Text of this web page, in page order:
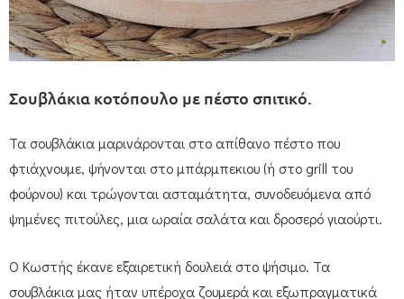
Σουβλάκια κοτόπουλο με πέστο σπιτικό.
Τα σουβλάκια μαρινάρονται στο απίθανο πέστο που
φτιάχνουμε, ψήνονται στο μπάρμπεκιου (ή στο grill του
φούρνου) και τρώγονται ασταμάτητα, συνοδευόμενα από
ψημένες πιτούλες, μια ωραία σαλάτα και δροσερό γιαούρτι.
Ο Κωστής έκανε εξαιρετική δουλειά στο ψήσιμο. Τα
σουβλάκια μας ήταν υπέροχα ζουμερά και εξωπραγματικά